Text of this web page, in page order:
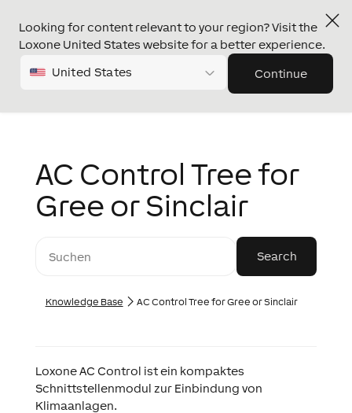
Looking for content relevant to your region? Visit the
Loxone United States website for a better experience.
United States Continue
AC Control Tree for
Gree or Sinclair
Knowledge Base AC Control Tree for Gree or Sinclair
Loxone AC Control ist ein kompaktes
Schnittstellenmodul zur Einbindung von
Klimaanlagen.